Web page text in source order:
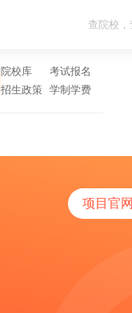
院校库
考试报名
招生政策
学制学费
项目官网